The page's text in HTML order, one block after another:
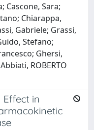
Cascone, Sara;
Chiarappa,
Gabriele; Grassi,
Stefano;
Ghersi,
ROBERTO
in